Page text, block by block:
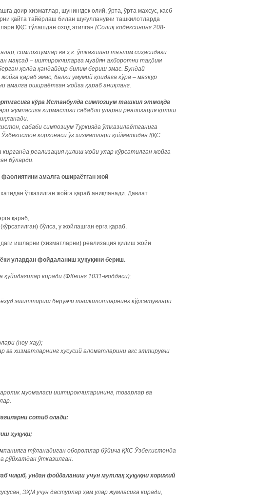
доир хизматлар, шунингдек олий, ўрта, ўрта махсус, касб-
қайта тайёрлаш билан шуғулланувчи ташкилотларда
ҚҚС тўлашдан озод этилган (Солиқ кодексининг 208-
симпозиумлар ва ҳ.к. ўтказишни таълим соҳасидаги
мақсад – иштирокчиларга муайян ахборотни тақдим
ҳолда қандайдир билим бериш эмас. Бундай
қараб эмас, балки умумий қоидага кўра – мазкур
амалга ошираётган жойга қараб аниқланг.
кўра Истанбулда симпозиум ташкил этмоқда
кирмаслиги сабабли уларни реализация қилиш
сабаби симпозиум Туркияда ўтказилаётганига
корхонаси ўз хизматлари қийматидан ҚҚС
реализация қилиш жойи улар кўрсатилган жойга
бўларди.
фаолиятини амалга ошираётган жой
ўтказилган жойга қараб аниқланади. Давлат
қараб;
бўлса, у жойлашган ерга қараб.
ишларни (хизматларни) реализация қилиш жойи
улардан фойдаланиш ҳуқуқини бериш.
киради (ФКнинг 1031-моддаси):
эшиттириш берувчи ташкилотларнинг кўрсатувлари
(ноу-хау);
хизматларнинг хусусий аломатларини акс эттирувчи
муомаласи иштирокчиларининг, товарлар ва
сотиб олади:
ҳуқуқи;
тўланадиган оборотлар бўйича ҚҚС Ўзбекистонда
рўйхатдан ўтказилган.
чиқиб, ундан фойдаланиш учун мутлақ ҳуқуқни хорижий
ЭҲМ учун дастурлар ҳам улар жумласига киради,